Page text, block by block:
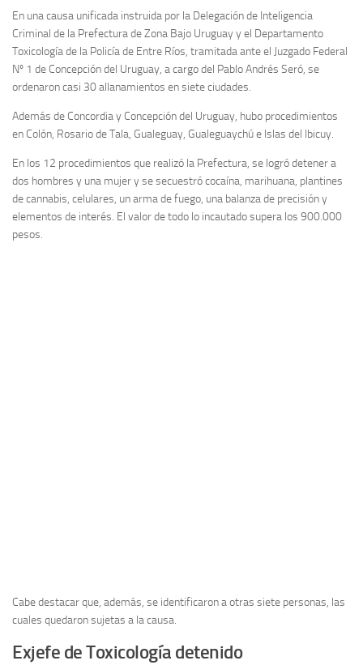
En una causa unificada instruida por la Delegación de Inteligencia
Criminal de la Prefectura de Zona Bajo Uruguay y el Departamento
Toxicología de la Policía de Entre Ríos, tramitada ante el Juzgado Federal
Nº 1 de Concepción del Uruguay, a cargo del Pablo Andrés Seró, se
ordenaron casi 30 allanamientos en siete ciudades.
Además de Concordia y Concepción del Uruguay, hubo procedimientos
en Colón, Rosario de Tala, Gualeguay, Gualeguaychú e Islas del Ibicuy.
En los 12 procedimientos que realizó la Prefectura, se logró detener a
dos hombres y una mujer y se secuestró cocaína, marihuana, plantines
de cannabis, celulares, un arma de fuego, una balanza de precisión y
elementos de interés. El valor de todo lo incautado supera los 900.000
pesos.
Cabe destacar que, además, se identificaron a otras siete personas, las
cuales quedaron sujetas a la causa.
Exjefe de Toxicología detenido